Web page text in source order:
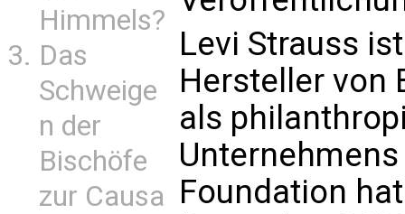
Himmels?
Das
Schweige
n der
Bischöfe
zur Causa
Levi Strauss
Hersteller von
als
Foundation